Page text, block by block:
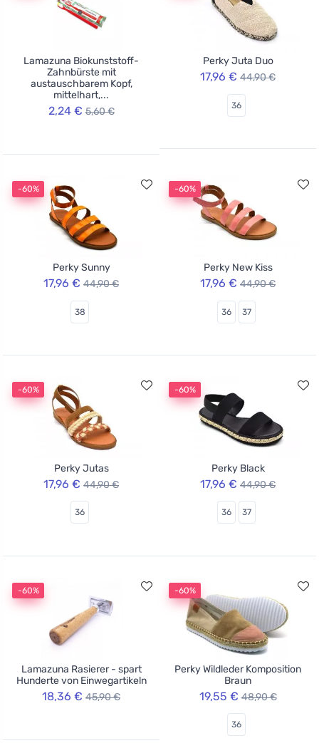
Lamazuna Biokunststoff-
Zahnbürste mit
austauschbarem Kopf,
mittelhart,...
2,24 € 5,60 €
Perky Juta Duo
17,96 € 44,90 €
36
-60%
Perky Sunny
17,96 € 44,90 €
38
-60%
Perky New Kiss
17,96 € 44,90 €
36 37
-60%
Perky Jutas
17,96 € 44,90 €
36
-60%
Perky Black
17,96 € 44,90 €
36 37
-60%
Lamazuna Rasierer - spart
Hunderte von Einwegartikeln
18,36 € 45,90 €
-60%
Perky Wildleder Komposition
Braun
19,55 € 48,90 €
36